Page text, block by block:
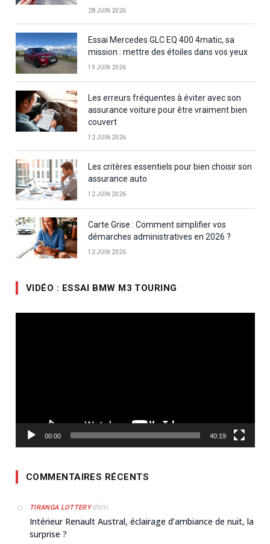
28 JUIN 2026
Essai Mercedes GLC EQ 400 4matic, sa
mission : mettre des étoiles dans vos yeux
19 JUIN 2026
Les erreurs fréquentes à éviter avec son
assurance voiture pour être vraiment bien
couvert
12 JUIN 2026
Les critères essentiels pour bien choisir son
assurance auto
12 JUIN 2026
Carte Grise : Comment simplifier vos
démarches administratives en 2026 ?
12 JUIN 2026
VIDÉO : ESSAI BMW M3 TOURING
00:00 40:19
COMMENTAIRES RÉCENTS
TIRANGA LOTTERYdans
Intérieur Renault Austral, éclairage d’ambiance de nuit, la
surprise ?